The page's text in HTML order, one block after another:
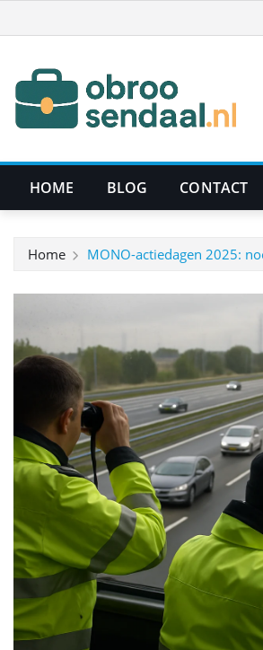
naar
inhoud
HOME BLOG CONTACT
Home MONO-actiedagen 2025: